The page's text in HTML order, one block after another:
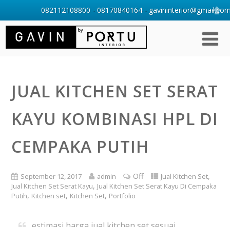
JUAL KITCHEN SET SERAT
KAYU KOMBINASI HPL DI
CEMPAKA PUTIH
September 12, 2017 admin Off Jual Kitchen Set,
Jual Kitchen Set Serat Kayu, Jual Kitchen Set Serat Kayu Di Cempaka
Putih, Kitchen set, Kitchen Set, Portfolio
082112108800 - 08170840164 -